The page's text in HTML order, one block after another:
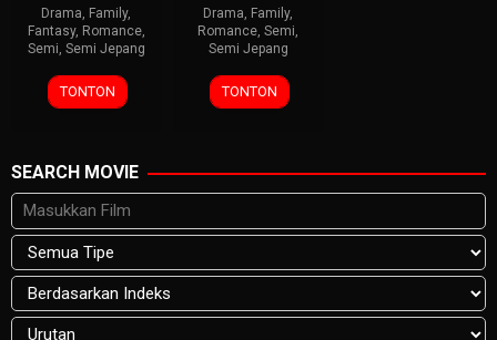
Drama, Family,
Fantasy, Romance,
Semi, Semi Jepang
TONTON
Drama, Family,
Romance,Semi,
Semi Jepang
TONTON
SEARCH MOVIE